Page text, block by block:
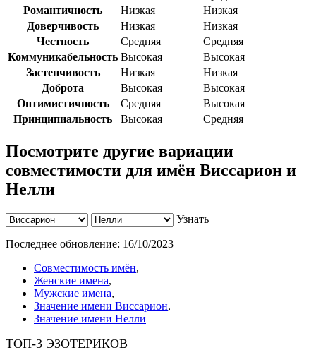
Романтичность
Низкая
Низкая
Доверчивость
Низкая
Низкая
Честность
Средняя
Средняя
Коммуникабельность Высокая
Высокая
Застенчивость
Низкая
Низкая
Доброта
Высокая
Высокая
Оптимистичность
Средняя
Высокая
Принципиальность
Высокая Средняя
Посмотрите другие вариации
совместимости для имён Виссарион и
Нелли
Узнать
Последнее обновление: 16/10/2023
Совместимость имён,
Женские имена,
Мужские имена,
Значение имени Виссарион,
Значение имени Нелли
ТОП-3 ЭЗОТЕРИКОВ